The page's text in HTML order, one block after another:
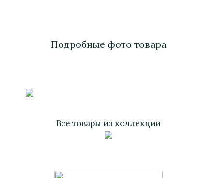
Подробные фото товара
Все товары из коллекции